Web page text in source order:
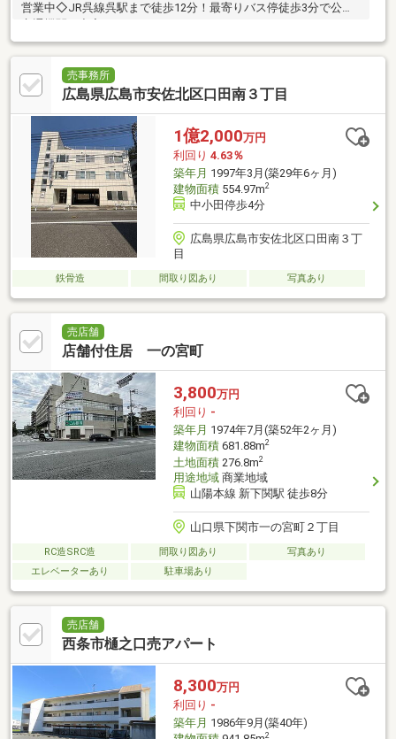
営業中◇JR呉線呉駅まで徒歩12分！最寄りバス停徒歩3分で公共
売事務所
広島県広島市安佐北区口田南３丁目
1億2,000万円
利回り 4.63％
築年月 1997年3月(築29年6ヶ月)
建物面積554.97m2
中小田停歩4分
広島県広島市安佐北区口田南３丁
目
鉄骨造 間取り図あり 写真あり
売店舗
店舗付住居 一の宮町
3,800万円
利回り -
築年月 1974年7月(築52年2ヶ月)
建物面積681.88m2
土地面積276.8m2
用途地域商業地域
山陽本線 新下関駅 徒歩8分
山口県下関市一の宮町２丁目
RC造SRC造 間取り図あり
写真あり
エレベーターあり
駐車場あり
売店舗
西条市樋之口売アパート
8,300万円
利回り -
築年月 1986年9月(築40年)
2